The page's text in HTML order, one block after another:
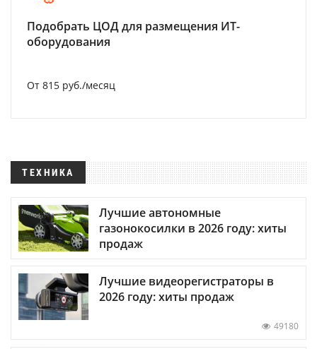
Подобрать ЦОД для размещения ИТ-
оборудования
От 815 руб./месяц
ТЕХНИКА
Лучшие автономные
газонокосилки в 2026 году: хиты
продаж
Лучшие видеорегистраторы в
2026 году: хиты продаж
49180